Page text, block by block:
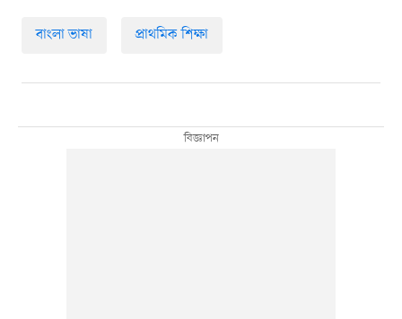
বাংলা ভাষা প্রাথমিক শিক্ষা